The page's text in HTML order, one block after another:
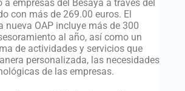
a empresas del Besaya a través del
con más de 269.00 euros. El
nueva OAP incluye más de 300
al año, así como un
de actividades y servicios que
personalizada, las necesidades
de las empresas.